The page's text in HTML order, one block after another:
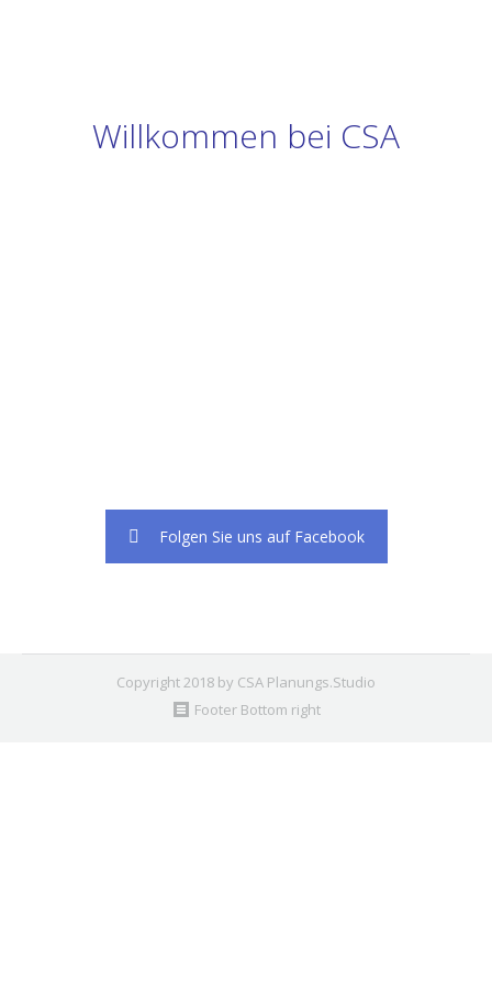
Willkommen bei CSA
Folgen Sie uns auf Facebook
Copyright 2018 by CSA Planungs.Studio
Footer Bottom right